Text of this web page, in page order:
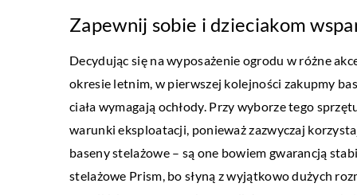
Zapewnij sobie i dzieciakom
Decydując się na wyposażenie ogrodu w różne
okresie letnim, w pierwszej kolejności zakupmy
ciała wymagają ochłody. Przy wyborze tego
warunki eksploatacji, ponieważ zazwyczaj
baseny stelażowe – są one bowiem gwarancją
stelażowe Prism, bo słyną z wyjątkowo dużych
– co warto o nim wiedzieć przed
do spalania, ekogroszek
zastosowanie w innych
Wymarzona suknia
Niejedna panna młoda
sukni ślubnej, który tkwi
od dzieciństwa. Niestety,